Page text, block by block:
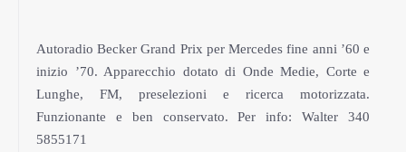
Autoradio Becker Grand Prix per Mercedes fine anni ’60 e
inizio ’70. Apparecchio dotato di Onde Medie, Corte e
Lunghe, FM, preselezioni e ricerca motorizzata.
Funzionante e ben conservato. Per info: Walter 340
5855171